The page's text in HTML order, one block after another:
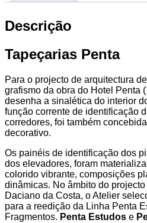
Descrição
Tapeçarias Penta
Para o projecto de arquitectura
grafismo da obra do Hotel Penta
desenha a sinalética do interior
função corrente de identificação
corredores, foi também
decorativo.
Os painéis de identificação dos
dos elevadores, foram
colorido vibrante, composições
dinâmicas. No âmbito do
Daciano da Costa, o Atelier
para a reedição da Linha Penta
Fragmentos. Penta Estudos e